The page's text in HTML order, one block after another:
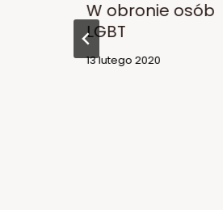
W obronie osób
LGBT
13 lutego 2020